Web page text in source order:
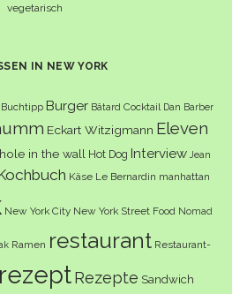
vegetarisch
IN NEW YORK
Buchtipp Burger Bâtard Cocktail Dan Barber
Eckart Witzigmann Eleven
hole in the wall Hot Dog Interview Jean
Käse Le Bernardin manhattan
New York City New York Street Food Nomad
Ramen restaurant Restaurant-
rezept Rezepte Sandwich